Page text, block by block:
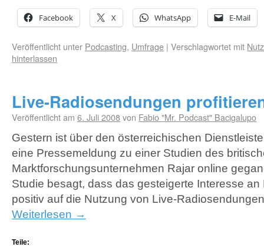
Facebook X WhatsApp E-Mail
Veröffentlicht unter Podcasting, Umfrage | Verschlagwortet mit
hinterlassen
Live-Radiosendungen
Veröffentlicht am 6. Juli 2008von Fabio "Mr. Podcast" Bacigalupo
Gestern ist über den österreichischen
eine Pressemeldung zu einer Studien des
Marktforschungsunternehmen Rajar online
Studie besagt, dass das gesteigerte Interesse
positiv auf die Nutzung von Live-
Weiterlesen →
Teile: